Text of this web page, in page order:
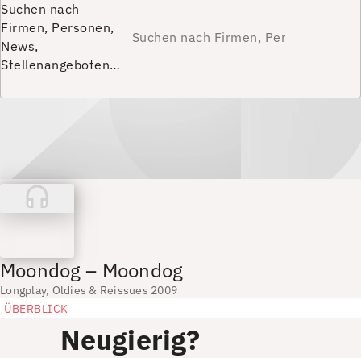
Suchen nach
Firmen, Personen,
News,
Stellenangeboten…
Moondog – Moondog
Longplay, Oldies & Reissues 2009
ÜBERBLICK
Neugierig?